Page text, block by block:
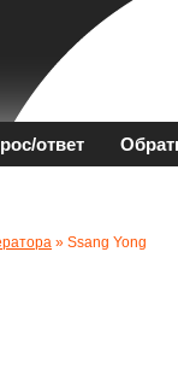
ответ
» Ssang Yong